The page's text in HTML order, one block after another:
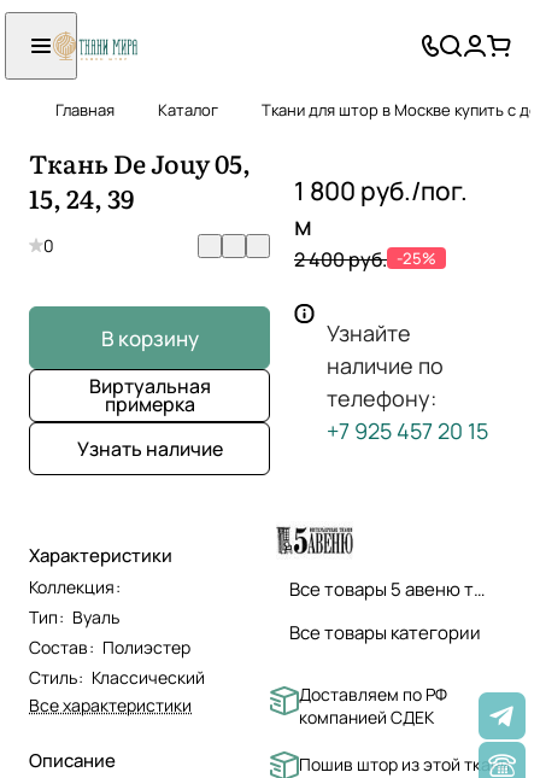
Главная Каталог Ткани для штор в Москве купить с
Ткань De Jouy 05,
15, 24, 39
0
В корзину
Виртуальная
примерка
Узнать наличие
Характеристики
Коллекция:
Тип: Вуаль
Состав: Полиэстер
Стиль: Классический
Все характеристики
Описание
1 800 руб./пог.
м
2 400 руб. -25%
Узнайте
наличие по
телефону:
+7 925 457 20 15
Все товары 5 авеню ткани
Все товары категории
Доставляем по РФ
компанией СДЕК
Пошив штор из этой ткани